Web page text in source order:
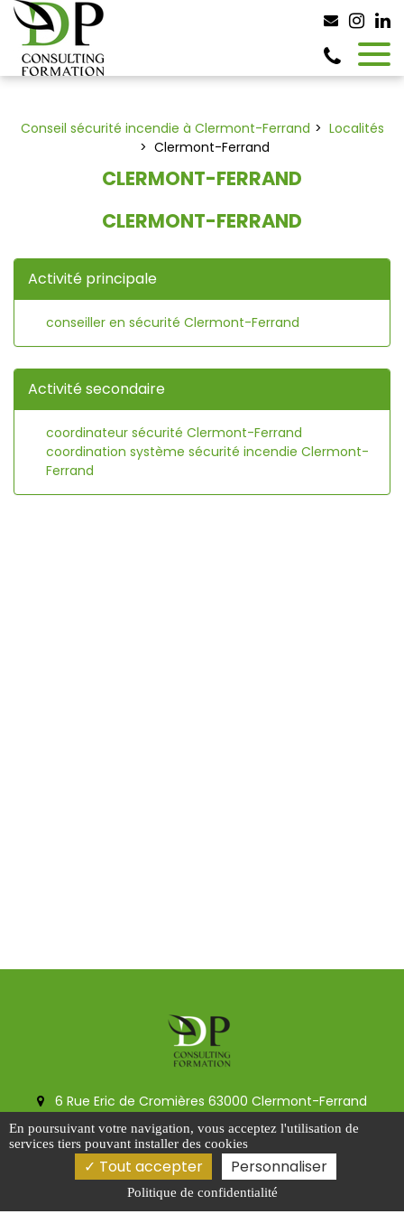
Conseil sécurité incendie à Clermont-Ferrand
Localités
Clermont-Ferrand
CLERMONT-FERRAND
CLERMONT-FERRAND
Activité principale
conseiller en sécurité Clermont-Ferrand
Activité secondaire
coordinateur sécurité Clermont-Ferrand
coordination système sécurité incendie Clermont-
Ferrand
6 Rue Eric de Cromières 63000 Clermont-Ferrand
0473736365
0769389376
contact@dp-consulting-formation.fr
Panneau de gestion des cookies
En poursuivant votre navigation, vous acceptez l'utilisation de
services tiers pouvant installer des cookies
Tout accepter Personnaliser
Politique de confidentialité